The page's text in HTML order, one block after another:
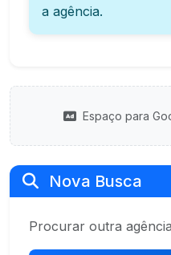
a agência.
Espaço para
Nova Busca
Procurar outra